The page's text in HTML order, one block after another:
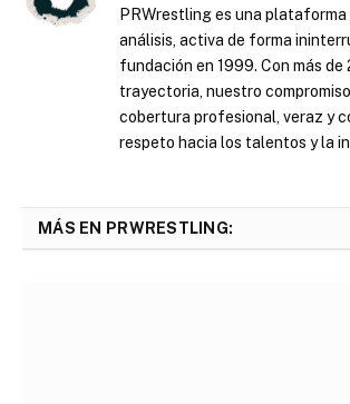
PRWrestling es una
análisis, activa de forma
fundación en 1999. Con más de
trayectoria, nuestro
cobertura profesional, veraz y
respeto hacia los talentos y la
MÁS EN PRWRESTLING: